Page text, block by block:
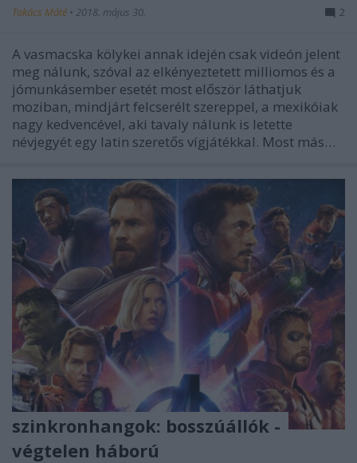
Takács Máté • 2018. május 30. 2
A vasmacska kölykei annak idején csak videón jelent
meg nálunk, szóval az elkényeztetett milliomos és a
jómunkásember esetét most először láthatjuk
moziban, mindjárt felcserélt szereppel, a mexikóiak
nagy kedvencével, aki tavaly nálunk is letette
névjegyét egy latin szeretős vígjátékkal. Most más…
szinkronhangok: bosszúállók -
végtelen háború